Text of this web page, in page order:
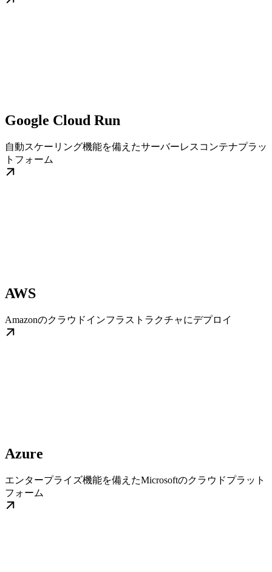
Google Cloud Run
自動スケーリング機能を備えたサーバーレスコンテナプラッ
トフォーム
AWS
Amazonのクラウドインフラストラクチャにデプロイ
Azure
エンタープライズ機能を備えたMicrosoftのクラウドプラット
フォーム